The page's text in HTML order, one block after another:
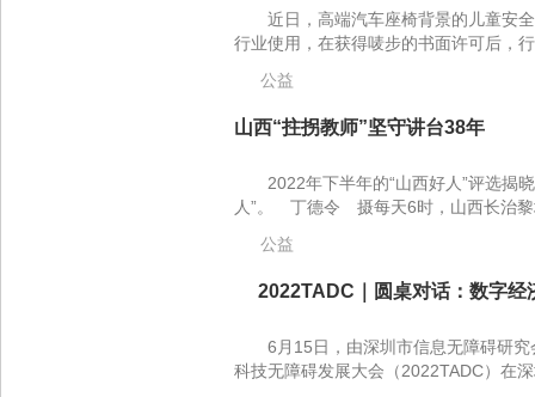
近日，高端汽车座椅背景的儿童安
行业使用，在获得唛步的书面许可后，
公益
山西“拄拐教师”坚守讲台38年
2022年下半年的“山西好人”评选揭
人”。 丁德令 摄每天6时，山西长治黎
公益
2022TADC｜圆桌对话：数字经
6月15日，由深圳市信息无障碍研
科技无障碍发展大会（2022TADC）在